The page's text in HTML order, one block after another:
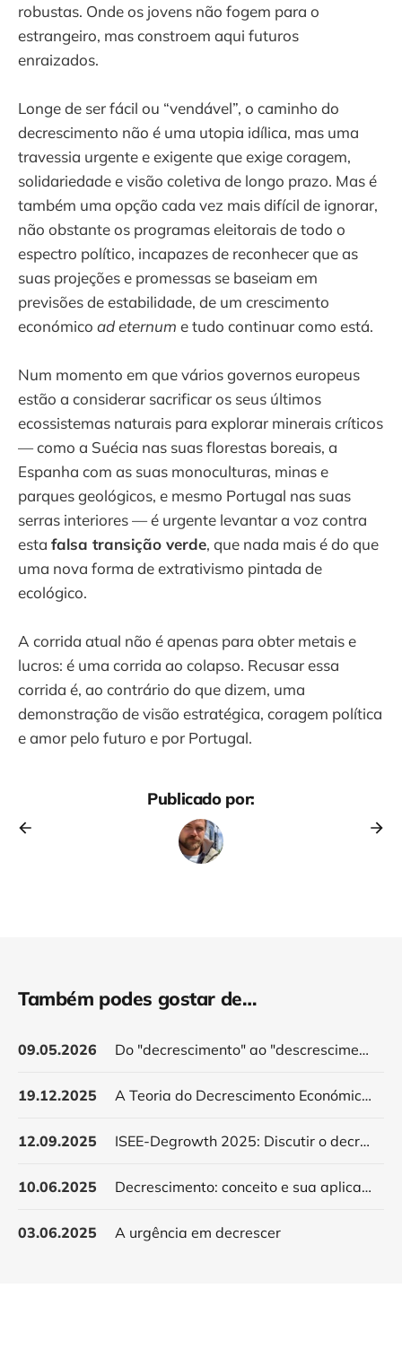
robustas. Onde os jovens não fogem para o
estrangeiro, mas constroem aqui futuros
enraizados.
Longe de ser fácil ou “vendável”, o caminho do
decrescimento não é uma utopia idílica, mas uma
travessia urgente e exigente que exige coragem,
solidariedade e visão coletiva de longo prazo. Mas é
também uma opção cada vez mais difícil de ignorar,
não obstante os programas eleitorais de todo o
espectro político, incapazes de reconhecer que as
suas projeções e promessas se baseiam em
previsões de estabilidade, de um crescimento
económico ad eternum e tudo continuar como está.
Num momento em que vários governos europeus
estão a considerar sacrificar os seus últimos
ecossistemas naturais para explorar minerais críticos
— como a Suécia nas suas florestas boreais, a
Espanha com as suas monoculturas, minas e
parques geológicos, e mesmo Portugal nas suas
serras interiores — é urgente levantar a voz contra
esta falsa transição verde, que nada mais é do que
uma nova forma de extrativismo pintada de
ecológico.
A corrida atual não é apenas para obter metais e
lucros: é uma corrida ao colapso. Recusar essa
corrida é, ao contrário do que dizem, uma
demonstração de visão estratégica, coragem política
e amor pelo futuro e por Portugal.
Publicado por:
Também podes gostar de…
09.05.2026 Do "decrescimento" ao "descrescimento": contribuições para o debate
19.12.2025 A Teoria do Decrescimento Económico: A necessidade de um debate aberto
12.09.2025 ISEE-Degrowth 2025: Discutir o decrescimento num estado petrolífero e os terríveis dilemas da modernidade colonial
10.06.2025 Decrescimento: conceito e sua aplicação, do bairro ao território
03.06.2025 A urgência em decrescer